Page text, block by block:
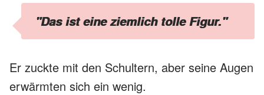
"Das ist eine ziemlich tolle Figur."
Er zuckte mit den Schultern, aber seine Augen
erwärmten sich ein wenig.